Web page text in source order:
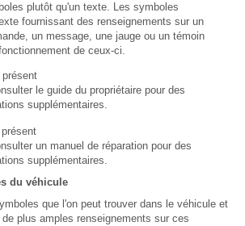
plutôt qu'un texte. Les symboles
fournissant des renseignements sur un
un message, une jauge ou un témoin
de ceux-ci.
le guide du propriétaire pour des
supplémentaires.
un manuel de réparation pour des
supplémentaires.
du véhicule
que l'on peut trouver dans le véhicule et
plus amples renseignements sur ces